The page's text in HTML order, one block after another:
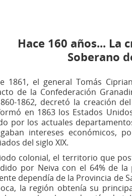
Hace 160 años... La
Soberano
1861, el general Tomás
de la Confederación
1862, decretó la creación
en 1863 los Estados
por los actuales
intereses económicos,
del siglo XIX.
colonial, el territorio que
por Neiva con el 64% de
dependía de la Provincia de
la región obtenía su